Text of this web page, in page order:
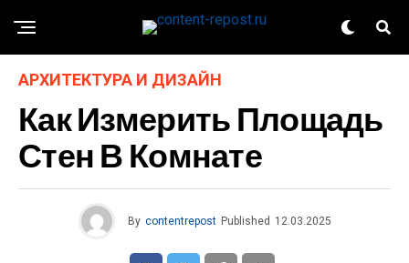
АРХИТЕКТУРА И ДИЗАЙН
Как Измерить Площадь
Стен В Комнате
By contentrepost Published 12.03.2025